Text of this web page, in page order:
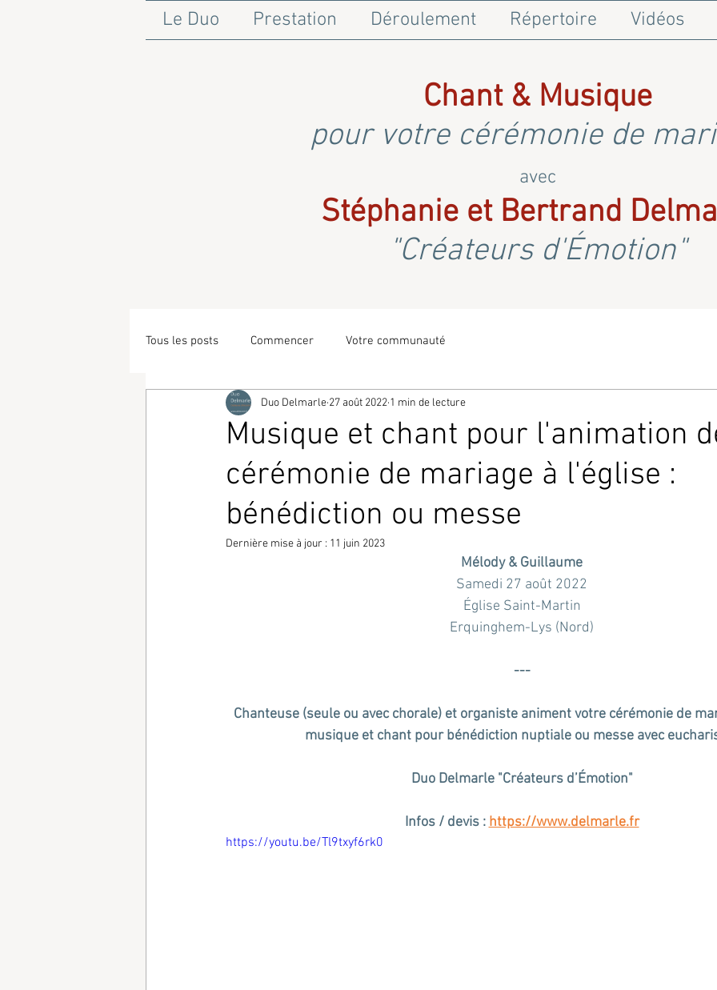
Le Duo Prestation Déroulement Répertoire Vidéos
Chant & Musique
pour votre cérémonie de
avec
Stéphanie et Bertrand
"Créateurs d'Émotion"
Tous les posts Commencer Votre communauté
Musique et chant pour l'animation
cérémonie de mariage à l'église :
bénédiction ou messe
Duo Delmarle 27 août 2022 1 min de lecture
Dernière mise à jour : 11 juin 2023
Mélody & Guillaume
Samedi 27 août 2022
Église Saint-Martin
Erquinghem-Lys (Nord)
---
Chanteuse (seule ou avec chorale) et organiste animent votre cérémonie de
musique et chant pour bénédiction nuptiale ou messe avec
Duo Delmarle "Créateurs d’Émotion"
Infos / devis : https://www.delmarle.fr
https://youtu.be/Tl9txyf6rk0